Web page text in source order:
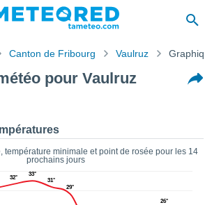
Canton de Fribourg Vaulruz
pour Vaulruz
température minimale et point de rosée pour les 14
prochains jours
32°
33°
31°
29°
26°